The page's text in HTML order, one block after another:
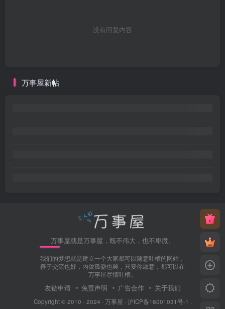
没有回复内容
万事屋新帖
万事屋就是万事屋，既不伟大，也不卑微。
我们的梦想就是建立一个大家都可以随意吐槽的网站，
善于交流也好，内敛孤僻也罢，只要你愿意，都可以在
万事屋尽情吐槽。
友链申请 免责声明 广告合作 关于我们
Copyright © 2010 - 2024 · 万事屋 · 沪ICP备16001031号-1